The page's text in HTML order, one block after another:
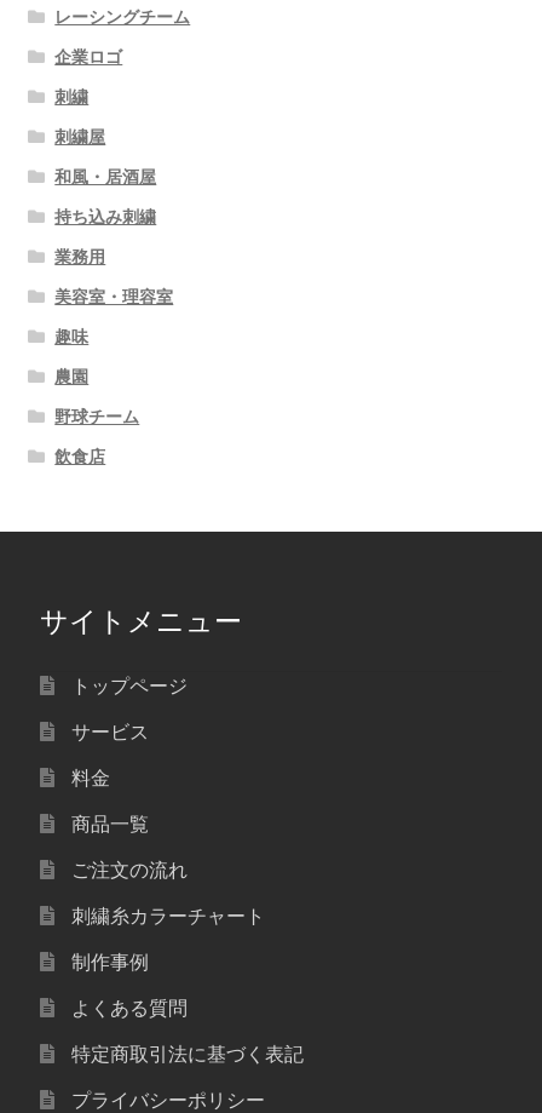
レーシングチーム
企業ロゴ
刺繍
刺繍屋
和風・居酒屋
持ち込み刺繍
業務用
美容室・理容室
趣味
農園
野球チーム
飲食店
サイトメニュー
トップページ
サービス
料金
商品一覧
ご注文の流れ
刺繍糸カラーチャート
制作事例
よくある質問
特定商取引法に基づく表記
プライバシーポリシー